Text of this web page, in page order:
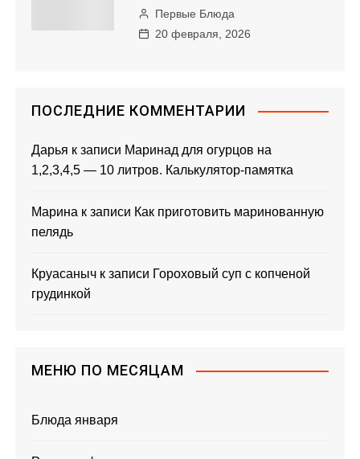
Первые Блюда
20 февраля, 2026
ПОСЛЕДНИЕ КОММЕНТАРИИ
Дарья к записи Маринад для огурцов на
1,2,3,4,5 — 10 литров. Калькулятор-памятка
Марина к записи Как приготовить маринованную
пелядь
Круасаныч к записи Гороховый суп с копченой
грудинкой
МЕНЮ ПО МЕСЯЦАМ
Блюда января